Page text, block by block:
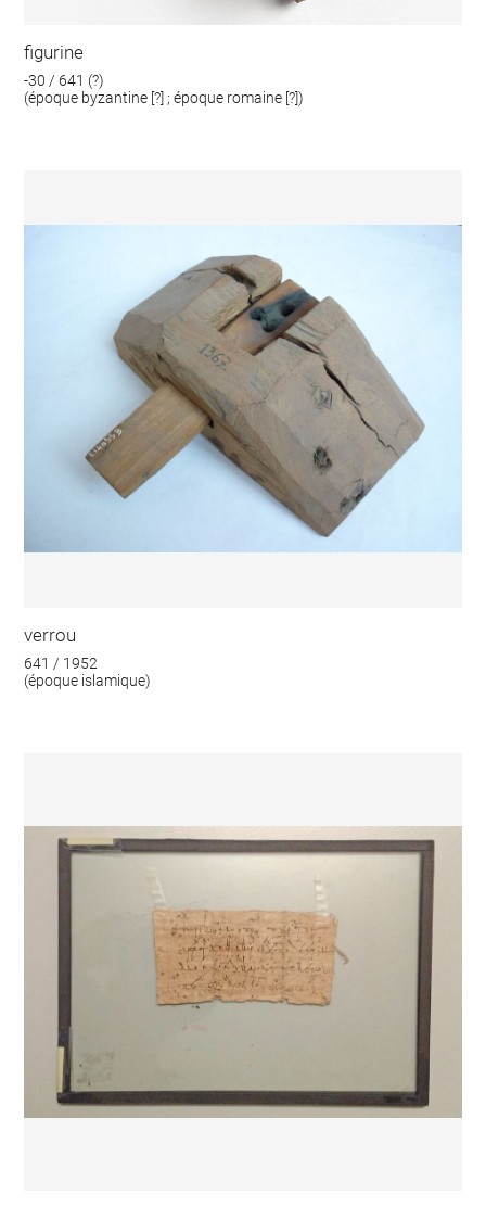
figurine
-30 / 641 (?)
(époque byzantine [?] ; époque romaine [?])
verrou
641 / 1952
(époque islamique)